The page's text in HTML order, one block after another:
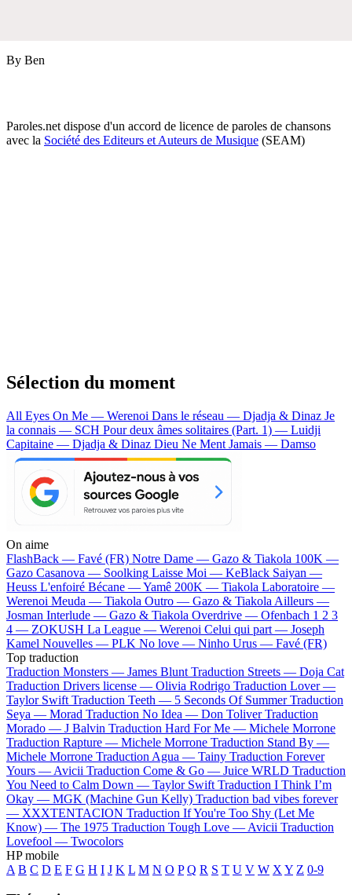
By Ben
Paroles.net dispose d'un accord de licence de paroles de chansons
avec la Société des Editeurs et Auteurs de Musique (SEAM)
Sélection du moment
All Eyes On Me — Werenoi Dans le réseau — Djadja & Dinaz Je
la connais — SCH Pour deux âmes solitaires (Part. 1) — Luidji
Capitaine — Djadja & Dinaz Dieu Ne Ment Jamais — Damso
On aime
FlashBack — Favé (FR) Notre Dame — Gazo & Tiakola 100K —
Gazo Casanova — Soolking Laisse Moi — KeBlack Saiyan —
Heuss L'enfoiré Bécane —Yamê 200K — Tiakola Laboratoire —
Werenoi Meuda — Tiakola Outro — Gazo & Tiakola Ailleurs —
Josman Interlude — Gazo & Tiakola Overdrive — Ofenbach 1 2 3
4 — ZOKUSH La League — Werenoi Celui qui part — Joseph
Kamel Nouvelles — PLK No love — Ninho Urus — Favé (FR)
Top traduction
Traduction Monsters — James Blunt Traduction Streets — Doja Cat
Traduction Drivers license — Olivia Rodrigo Traduction Lover —
Taylor Swift Traduction Teeth — 5 Seconds Of Summer Traduction
Seya — Morad Traduction No Idea — Don Toliver Traduction
Morado — J Balvin Traduction Hard For Me — Michele Morrone
Traduction Rapture — Michele Morrone Traduction Stand By —
Michele Morrone Traduction Agua — Tainy Traduction Forever
Yours — Avicii Traduction Come & Go — Juice WRLD Traduction
You Need to Calm Down — Taylor Swift Traduction I Think I’m
Okay — MGK (Machine Gun Kelly) Traduction bad vibes forever
— XXXTENTACION Traduction If You're Too Shy (Let Me
Know) — The 1975 Traduction Tough Love — Avicii Traduction
Lovefool — Twocolors
HP mobile
A B C D E F G H I J K L M N O P Q R S T U V W X Y Z 0-9